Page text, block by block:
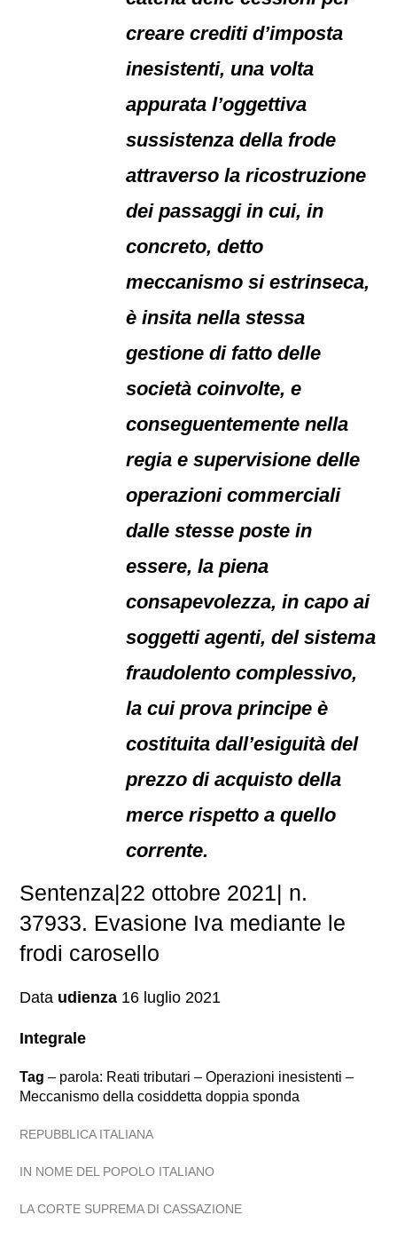
creare crediti d’imposta
inesistenti, una volta
appurata l’oggettiva
sussistenza della frode
attraverso la ricostruzione
dei passaggi in cui, in
concreto, detto
meccanismo si estrinseca,
è insita nella stessa
gestione di fatto delle
società coinvolte, e
conseguentemente nella
regia e supervisione delle
operazioni commerciali
dalle stesse poste in
essere, la piena
consapevolezza, in capo ai
soggetti agenti, del sistema
fraudolento complessivo,
la cui prova principe è
costituita dall’esiguità del
prezzo di acquisto della
merce rispetto a quello
corrente.
Sentenza|22 ottobre 2021| n.
37933. Evasione Iva mediante le
frodi carosello
Data udienza 16 luglio 2021
Integrale
Tag – parola: Reati tributari – Operazioni inesistenti –
Meccanismo della cosiddetta doppia sponda
REPUBBLICA ITALIANA
IN NOME DEL POPOLO ITALIANO
LA CORTE SUPREMA DI CASSAZIONE